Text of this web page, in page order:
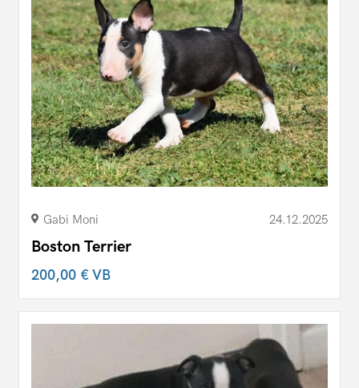
Gabi Moni 24.12.2025
Boston Terrier
200,00 €VB